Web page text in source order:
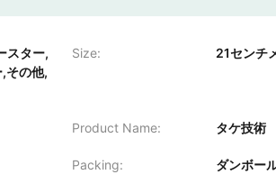
スター,
その他,
Size: 21センチ
Product Name: タケ技術
Packing: ダンボー